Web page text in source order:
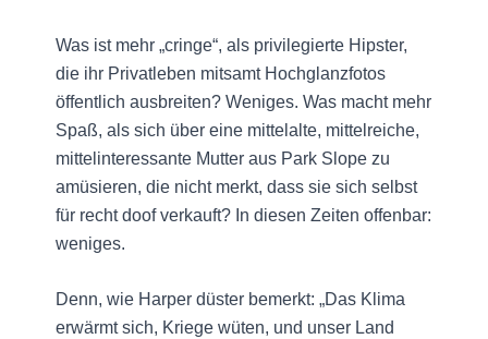
Was ist mehr „cringe“, als privilegierte Hipster,
die ihr Privatleben mitsamt Hochglanzfotos
öffentlich ausbreiten? Weniges. Was macht mehr
Spaß, als sich über eine mittelalte, mittelreiche,
mittelinteressante Mutter aus Park ­Slope zu
amüsieren, die nicht merkt, dass sie sich selbst
für recht doof verkauft? In diesen Zeiten offenbar:
weniges.
Denn, wie Harper düster bemerkt: „Das Klima
erwärmt sich, Kriege wüten, und unser Land